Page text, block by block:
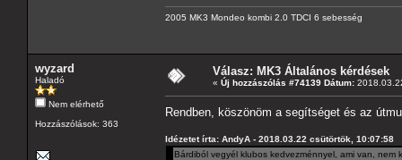
2005 MK3 Mondeo kombi 2.0 TDCI 6 sebesség
wyzard
Haladó
Nem elérhető
Hozzászólások: 363
Válasz: MK3 Általános kérdések
« Új hozzászólás #74139 Dátum:
Rendben, köszönöm a segítséget és az
Idézetet írta: AndyA - 2018.03.22 csütörtök, 10:07:58
Bárdiból vegyél klubos kedvezménnyel, ami van,